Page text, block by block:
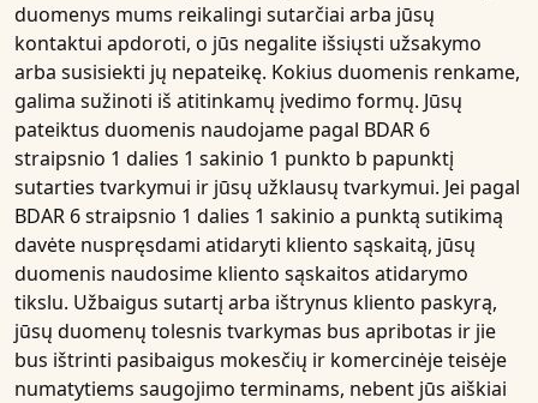
duomenys mums reikalingi sutarčiai arba jūsų
kontaktui apdoroti, o jūs negalite išsiųsti užsakymo
arba susisiekti jų nepateikę. Kokius duomenis renkame,
galima sužinoti iš atitinkamų įvedimo formų. Jūsų
pateiktus duomenis naudojame pagal BDAR 6
straipsnio 1 dalies 1 sakinio 1 punkto b papunktį
sutarties tvarkymui ir jūsų užklausų tvarkymui. Jei pagal
BDAR 6 straipsnio 1 dalies 1 sakinio a punktą sutikimą
davėte nuspręsdami atidaryti kliento sąskaitą, jūsų
duomenis naudosime kliento sąskaitos atidarymo
tikslu. Užbaigus sutartį arba ištrynus kliento paskyrą,
jūsų duomenų tolesnis tvarkymas bus apribotas ir jie
bus ištrinti pasibaigus mokesčių ir komercinėje teisėje
numatytiems saugojimo terminams, nebent jūs aiškiai